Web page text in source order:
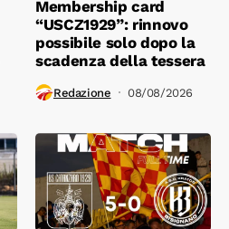
Membership card
“USCZ1929”: rinnovo
possibile solo dopo la
scadenza della tessera
Redazione 08/08/2026